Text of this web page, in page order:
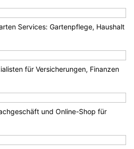
Services: Gartenpflege, Haushalt
für Versicherungen, Finanzen
und Online-Shop für